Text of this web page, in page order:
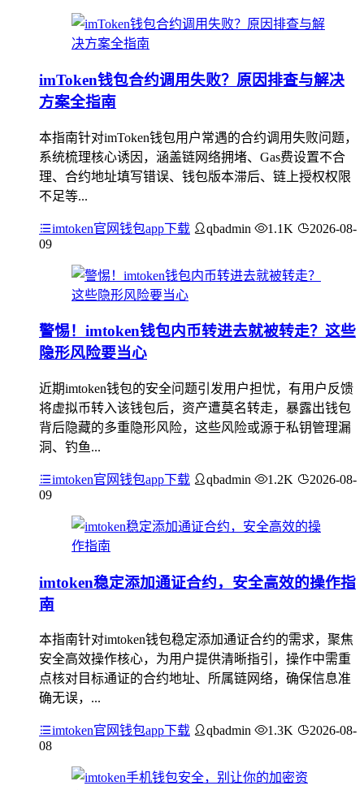
imToken钱包合约调用失败？原因排查与解决
方案全指南
本指南针对imToken钱包用户常遇的合约调用失败问题，
系统梳理核心诱因，涵盖链网络拥堵、Gas费设置不合
理、合约地址填写错误、钱包版本滞后、链上授权权限
不足等...
imtoken官网钱包app下载 qbadmin 1.1K
2026-08-
09
警惕！imtoken钱包内币转进去就被转走？这些
隐形风险要当心
近期imtoken钱包的安全问题引发用户担忧，有用户反馈
将虚拟币转入该钱包后，资产遭莫名转走，暴露出钱包
背后隐藏的多重隐形风险，这些风险或源于私钥管理漏
洞、钓鱼...
imtoken官网钱包app下载 qbadmin 1.2K
2026-08-
09
imtoken稳定添加通证合约，安全高效的操作指
南
本指南针对imtoken钱包稳定添加通证合约的需求，聚焦
安全高效操作核心，为用户提供清晰指引，操作中需重
点核对目标通证的合约地址、所属链网络，确保信息准
确无误，...
imtoken官网钱包app下载 qbadmin 1.3K
2026-08-
08